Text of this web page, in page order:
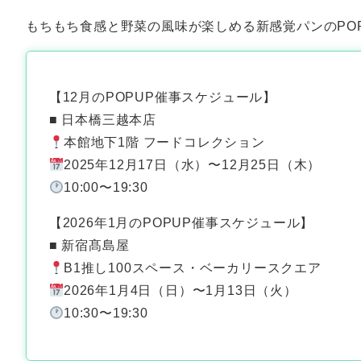
もちもち食感と野菜の風味が楽しめる新感覚パンの
【12月のPOPUP催事スケジュール】
■ 日本橋三越本店
本館地下1階 フードコレクション
2025年12月17日（水）〜12月25日（木）
10:00〜19:30
【2026年1月のPOPUP催事スケジュール】
■ 新宿髙島屋
B1推し100スペース・ベーカリースクエア
2026年1月4日（日）〜1月13日（火）
10:30〜19:30